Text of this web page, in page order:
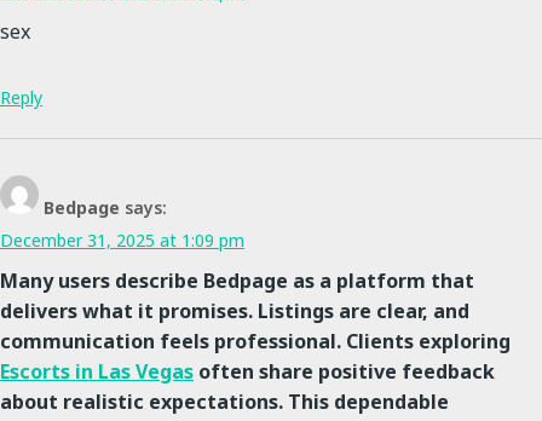
sex
Reply
Bedpage says:
December 31, 2025 at 1:09 pm
Many users describe Bedpage as a platform that
delivers what it promises. Listings are clear, and
communication feels professional. Clients exploring
Escorts in Las Vegas often share positive feedback
about realistic expectations. This dependable